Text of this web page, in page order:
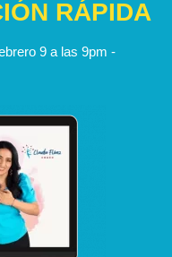
RÁPIDA
9 a las 9pm -